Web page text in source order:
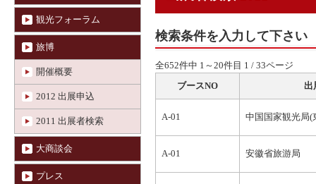
観光フォーラム
旅博
開催概要
2012 出展申込
2011 出展者検索
大商談会
プレス
検索条件を入力して下さい
全652件中 1～20件目 1 / 33ページ
ブースNO
出
A-01 中国国家観光局(
A-01 安徽省旅游局